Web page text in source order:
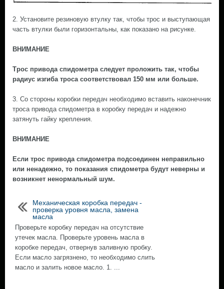
2. Установите резиновую втулку так, чтобы трос и выступающая
часть втулки были горизонтальны, как показано на рисунке.
ВНИМАНИЕ
Трос привода спидометра следует проложить так, чтобы
радиус изгиба троса соответствовал 150 мм или больше.
3. Со стороны коробки передач необходимо вставить наконечник
троса привода спидометра в коробку передач и надежно
затянуть гайку крепления.
ВНИМАНИЕ
Если трос привода спидометра подсоединен неправильно
или ненадежно, то показания спидометра будут неверны и
возникнет ненормальный шум.
Механическая коробка передач -
проверка уровня масла, замена
масла
Проверьте коробку передач на отсутствие
утечек масла. Проверьте уровень масла в
коробке передач, отвернув заливную пробку.
Если масло загрязнено, то необходимо слить
масло и залить новое масло. 1. ...